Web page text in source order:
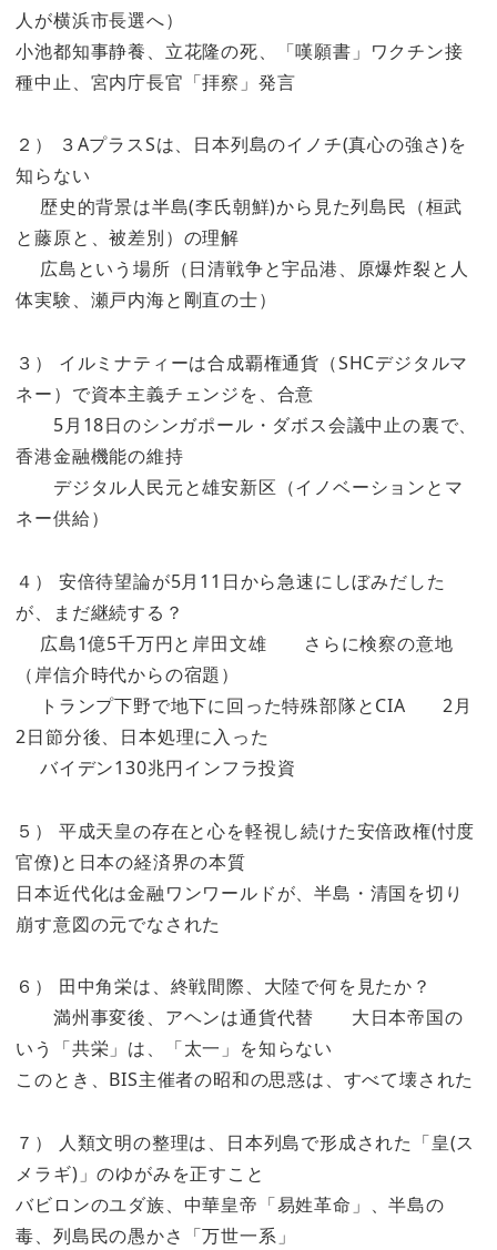
人が横浜市長選へ）
小池都知事静養、立花隆の死、「嘆願書」ワクチン接
種中止、宮内庁長官「拝察」発言
２） ３AプラスSは、日本列島のイノチ(真心の強さ)を
知らない
歴史的背景は半島(李氏朝鮮)から見た列島民（桓武
と藤原と、被差別）の理解
広島という場所（日清戦争と宇品港、原爆炸裂と人
体実験、瀬戸内海と剛直の士）
３） イルミナティーは合成覇権通貨（SHCデジタルマ
ネー）で資本主義チェンジを、合意
5月18日のシンガポール・ダボス会議中止の裏で、
香港金融機能の維持
デジタル人民元と雄安新区（イノベーションとマ
ネー供給）
４） 安倍待望論が5月11日から急速にしぼみだした
が、まだ継続する？
広島1億5千万円と岸田文雄 さらに検察の意地
（岸信介時代からの宿題）
トランプ下野で地下に回った特殊部隊とCIA 2月
2日節分後、日本処理に入った
バイデン130兆円インフラ投資
５） 平成天皇の存在と心を軽視し続けた安倍政権(忖度
官僚)と日本の経済界の本質
日本近代化は金融ワンワールドが、半島・清国を切り
崩す意図の元でなされた
６） 田中角栄は、終戦間際、大陸で何を見たか？
満州事変後、アヘンは通貨代替 大日本帝国の
いう「共栄」は、「太一」を知らない
このとき、BIS主催者の昭和の思惑は、すべて壊された
７） 人類文明の整理は、日本列島で形成された「皇(ス
メラギ)」のゆがみを正すこと
バビロンのユダ族、中華皇帝「易姓革命」、半島の
毒、列島民の愚かさ「万世一系」